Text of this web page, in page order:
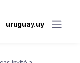
uruguay.uy